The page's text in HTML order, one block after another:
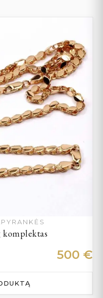
komplektas
500 €